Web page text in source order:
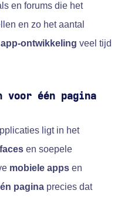
en forums die het
en zo het aantal
app-ontwikkeling veel tijd
voor één pagina
ligt in het
en soepele
mobiele apps en
pagina precies dat